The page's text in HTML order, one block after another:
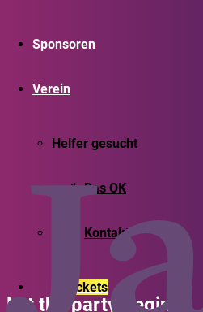
Sponsoren
Verein
Helfer gesucht
Das OK
Kontakt
Tickets
Let the party begin!